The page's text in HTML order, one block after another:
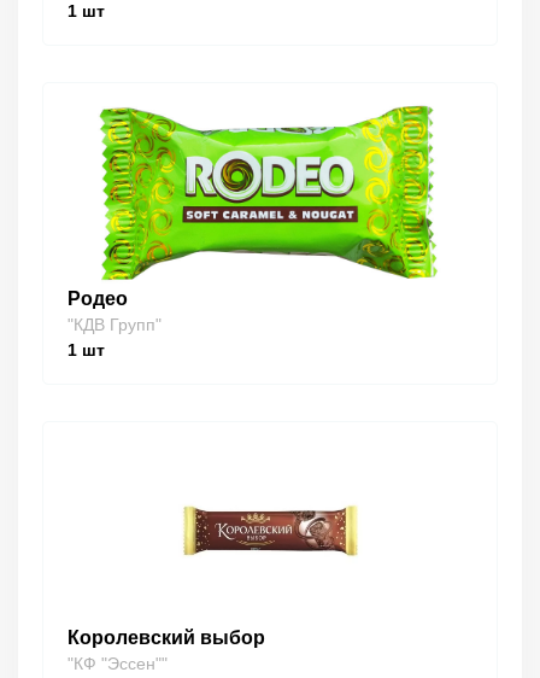
1 шт
Родео
"КДВ Групп"
1 шт
Королевский выбор
"КФ "Эссен""